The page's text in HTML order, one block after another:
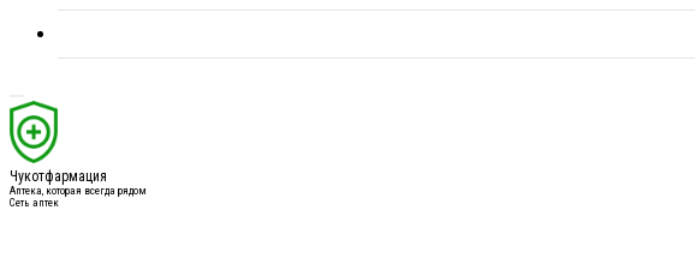
Чукотфармация
Аптека, которая всегда рядом
Сеть аптек